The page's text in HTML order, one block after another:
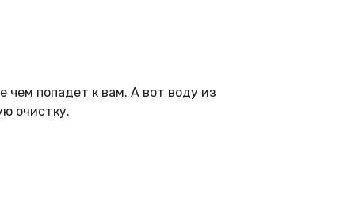
чем попадет к вам. А вот воду из
очистку.